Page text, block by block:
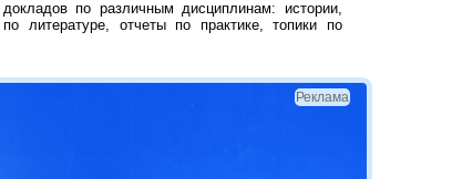
по различным дисциплинам: истории,
литературе, отчеты по практике, топики по
Реклама